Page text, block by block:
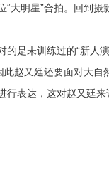
大明星”合拍。回到
是未训练过的“新人
赵又廷还要面对大
表达，这对赵又廷